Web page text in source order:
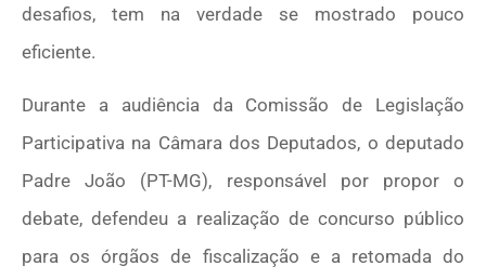
desafios, tem na verdade se mostrado pouco
eficiente.
Durante a audiência da Comissão de Legislação
Participativa na Câmara dos Deputados, o deputado
Padre João (PT-MG), responsável por propor o
debate, defendeu a realização de concurso público
para os órgãos de fiscalização e a retomada do